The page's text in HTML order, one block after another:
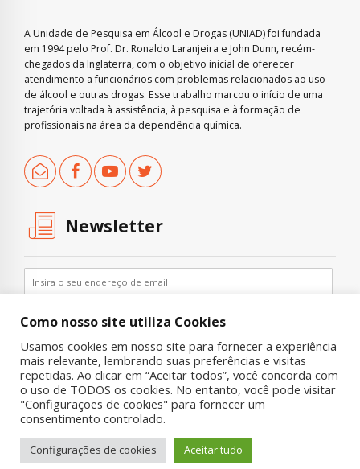
A Unidade de Pesquisa em Álcool e Drogas (UNIAD) foi fundada
em 1994 pelo Prof. Dr. Ronaldo Laranjeira e John Dunn, recém-
chegados da Inglaterra, com o objetivo inicial de oferecer
atendimento a funcionários com problemas relacionados ao uso
de álcool e outras drogas. Esse trabalho marcou o início de uma
trajetória voltada à assistência, à pesquisa e à formação de
profissionais na área da dependência química.
Newsletter
Copyright © 2019 UNIAD – Unidade de Pesquisa em Álcool e Drogas
Quem Somos Nossa História
Onde Procurar Ajuda?
Contato
Como nosso site utiliza Cookies
Usamos cookies em nosso site para fornecer a experiência
mais relevante, lembrando suas preferências e visitas
repetidas. Ao clicar em “Aceitar todos”, você concorda com
o uso de TODOS os cookies. No entanto, você pode visitar
"Configurações de cookies" para fornecer um
consentimento controlado.
Configurações de cookies Aceitar tudo